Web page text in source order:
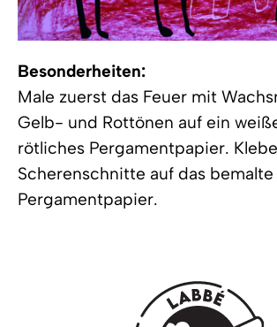
Besonderheiten:
Male zuerst das Feuer mit
Gelb- und Rottönen auf ein
rötliches Pergamentpapier.
Scherenschnitte auf das bemalte
Pergamentpapier.